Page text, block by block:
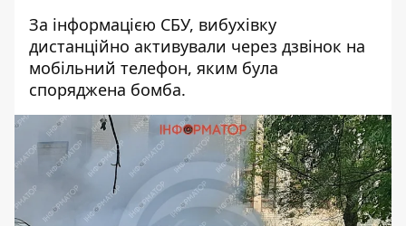
За інформацією СБУ, вибухівку
дистанційно активували через дзвінок на
мобільний телефон, яким була
споряджена бомба.